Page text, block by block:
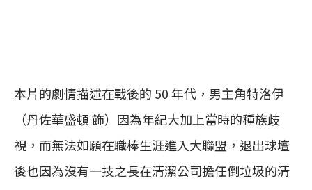
本片的劇情描述在戰後的 50 年代，男主角特洛伊
（丹佐華盛頓 飾）因為年紀大加上當時的種族歧
視，而無法如願在職棒生涯進入大聯盟，退出球壇
後也因為沒有一技之長在清潔公司擔任倒垃圾的清